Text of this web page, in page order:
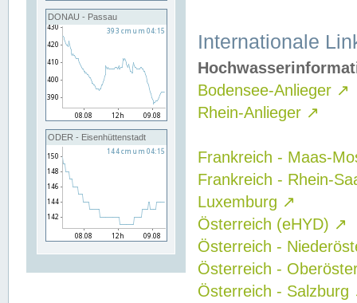
DONAU - Passau
ODER - Eisenhüttenstadt
Internationale
Bodensee-Anlieger ↗
Rhein-Anlieger ↗
Frankreich - Maas-
Frankreich - Rhein-
Luxemburg ↗
Österreich (eHYD) ↗
Österreich -
Österreich -
Österreich - Salzburg